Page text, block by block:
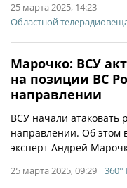
25 марта 2025, 14:23
Областной
Марочко: ВСУ
на позиции ВС
направлении
ВСУ начали атаковать
направлении. Об этом
эксперт Андрей
25 марта 2025, 09:29